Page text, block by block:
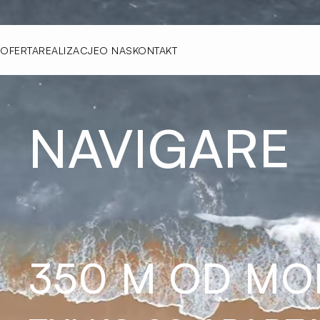
OFERTAREALIZACJEO NASKONTAKT
NAVIGARE
350 M OD